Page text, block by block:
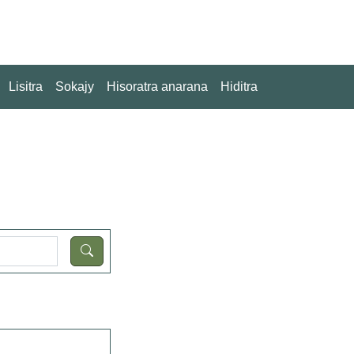
Lisitra Sokajy Hisoratra anarana Hiditra